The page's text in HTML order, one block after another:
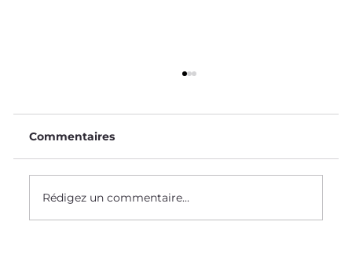
Le Saviez-Vous ? #58
Commentaires
Rédigez un commentaire...